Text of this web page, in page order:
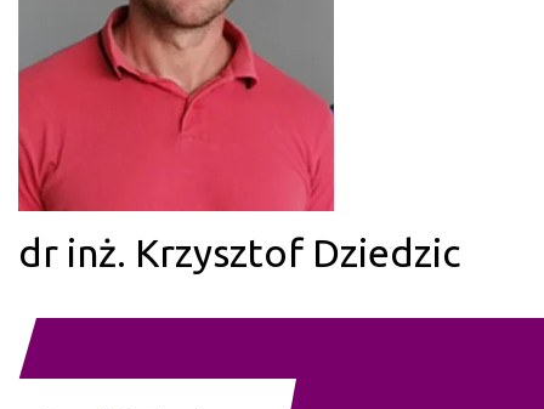
dr inż. Krzysztof Dziedzic